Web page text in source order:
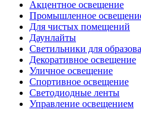
Акцентное освещение
Промышленное
Для чистых помещений
Даунлайты
Светильники для
Декоративное освещение
Уличное освещение
Спортивное освещение
Светодиодные ленты
Управление освещением